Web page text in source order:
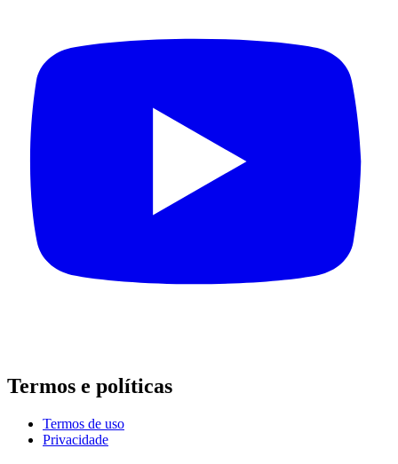
Termos e políticas
Termos de uso
Privacidade